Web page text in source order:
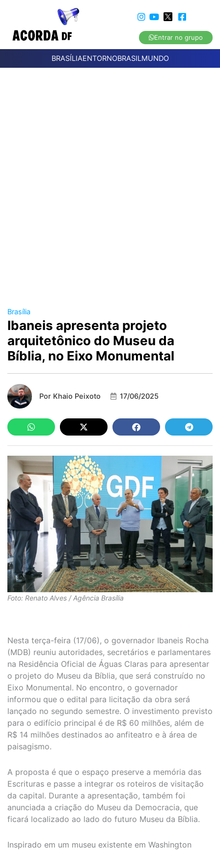
Entrar no grupo
BRASÍLIAENTORNOBRASILMUNDO
Brasília
Ibaneis apresenta projeto
arquitetônico do Museu da
Bíblia, no Eixo Monumental
Por Khaio Peixoto 17/06/2025
Foto: Renato Alves / Agência Brasília
Nesta terça-feira (17/06), o governador Ibaneis Rocha
(MDB) reuniu autoridades, secretários e parlamentares
na Residência Oficial de Águas Claras para apresentar
o projeto do Museu da Bíblia, que será construído no
Eixo Monumental. No encontro, o governador
informou que o edital para licitação da obra será
lançado no segundo semestre. O investimento previsto
para o edifício principal é de R$ 60 milhões, além de
R$ 14 milhões destinados ao anfiteatro e à área de
paisagismo.
A proposta é que o espaço preserve a memória das
Escrituras e passe a integrar os roteiros de visitação
da capital. Durante a apresentação, também foi
anunciada a criação do Museu da Democracia, que
ficará localizado ao lado do futuro Museu da Bíblia.
Inspirado em um museu existente em Washington